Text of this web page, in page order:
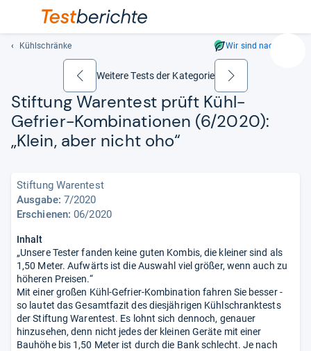
mit
den
Kühlschränke Wir sind nachhaltig
Stif­tung Waren­test prüft Kühl-​
Gefrier-​Kom­bi­na­tio­nen (6/2020):
„Klein, aber nicht oho“
zurück Weitere Tests der Kategorie weiter
Stiftung Warentest
Ausgabe: 7/2020
Erschienen: 06/2020
Inhalt
„Unsere Tester fanden keine guten Kombis, die kleiner sind als
1,50 Meter. Aufwärts ist die Auswahl viel größer, wenn auch zu
höheren Preisen.“
Mit einer großen Kühl-Gefrier-Kombination fahren Sie besser -
so lautet das Gesamtfazit des diesjährigen Kühlschranktests
der Stiftung Warentest. Es lohnt sich dennoch, genauer
hinzusehen, denn nicht jedes der kleinen Geräte mit einer
Bauhöhe bis 1,50 Meter ist durch die Bank schlecht. Je nach